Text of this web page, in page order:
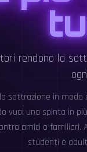
rendono la
sottrazione in
vuoi una spinta in
amici o
studenti e